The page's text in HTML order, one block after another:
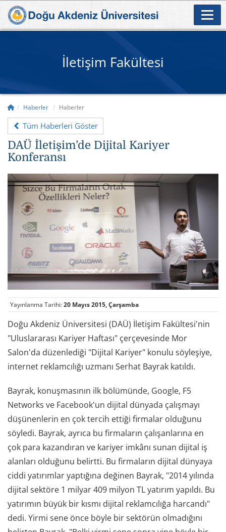
İletişim Fakültesi
Haberler Haberler
Tüm Haberleri Göster
DAÜ İletişim’de Dijital Kariyer
Konferansı
Yayınlanma Tarihi:20 Mayıs 2015, Çarşamba
Doğu Akdeniz Üniversitesi (DAÜ) İletişim Fakültesi'nin
"Uluslararası Kariyer Haftası" çerçevesinde Mor
Salon'da düzenlediği "Dijital Kariyer" konulu söyleşiye,
internet reklamcılığı uzmanı Serhat Bayrak katıldı.
Bayrak, konuşmasının ilk bölümünde, Google, F5
Networks ve Facebook'un dijital dünyada çalışmayı
düşünenlerin en çok tercih ettiği firmalar olduğunu
söyledi. Bayrak, ayrıca bu firmaların çalışanlarına en
çok para kazandıran ve kariyer imkânı sunan dijital iş
alanları olduğunu belirtti. Bu firmaların dijital dünyaya
ciddi yatırımlar yaptığına değinen Bayrak, "2014 yılında
dijital sektöre 1 milyar 409 milyon TL yatırım yapıldı. Bu
yatırımın büyük bir kısmı dijital reklamcılığa harcandı"
dedi. Yirmi sene önce böyle bir sektörün olmadığını